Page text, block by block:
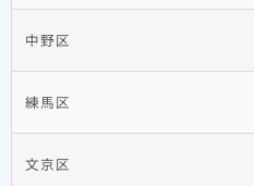
中野区
練馬区
文京区